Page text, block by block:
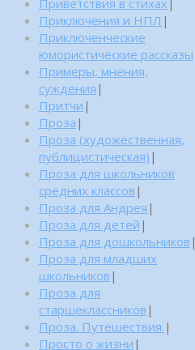
Приветствия в стихах
Приключения и НПЛ |
Приключенческие
юмористические рассказы
Примеры, мнения,
суждения |
Притчи |
Проза |
Проза (художественная,
публицистическая) |
Проза для школьников
средних классов |
Проза для Андрея |
Проза для детей |
Проза для дошкольников |
Проза для младших
школьников |
Проза для
старшеклассников |
Проза. Путешествия. |
Просто о жизни |